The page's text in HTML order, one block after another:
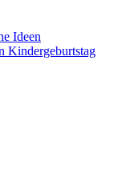
Ideen
Kindergeburtstag